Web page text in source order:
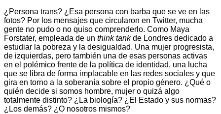
¿Persona trans? ¿Esa persona con barba que se ve en las
fotos? Por los mensajes que circularon en Twitter, mucha
gente no pudo o no quiso comprenderlo. Como Maya
Forstater, empleada de un think tankde Londres dedicado a
estudiar la pobreza y la desigualdad. Una mujer progresista,
de izquierdas, pero también una de esas personas activas
en el polémico frente de la política de identidad, una lucha
que se libra de forma implacable en las redes sociales y que
gira en torno a la soberanía sobre el propio género. ¿Qué o
quién decide si somos hombre, mujer o quizá algo
totalmente distinto? ¿La biología? ¿El Estado y sus normas?
¿Los demás? ¿O nosotros mismos?